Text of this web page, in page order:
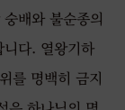
배와 불순종의
다. 열왕기하
를 명백히 금지